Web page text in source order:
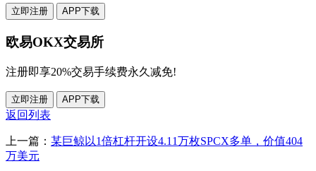
立即注册 APP下载
欧易OKX交易所
注册即享20%交易手续费永久减免!
立即注册 APP下载
返回列表
上一篇： 某巨鲸以1倍杠杆开设4.11万枚SPCX多单，价值404
万美元